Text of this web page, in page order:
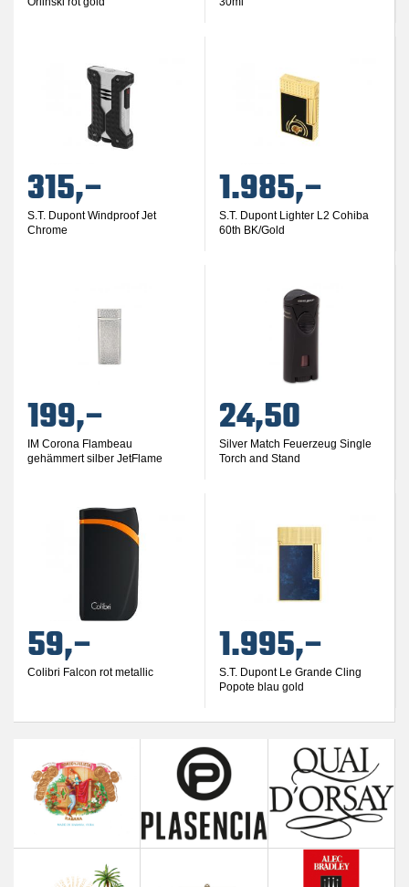
315,–
S.T. Dupont Windproof Jet
Chrome
1.985,–
S.T. Dupont Lighter L2 Cohiba
60th BK/Gold
199,–
IM Corona Flambeau
gehämmert silber JetFlame
24,50
Silver Match Feuerzeug Single
Torch and Stand
59,–
Colibri Falcon rot metallic 1.995,–
S.T. Dupont Le Grande Cling
Popote blau gold